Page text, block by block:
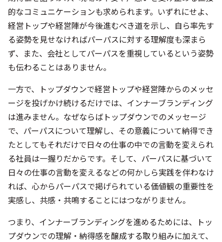
的なコミュニケーションも求められます。いずれにせよ、
経営トップや経営陣が今後進むべき道を示し、自ら率先す
る姿勢を見せなければパーパスに対する理解度も深まら
ず、また、会社としてパーパスを重視しているという姿勢
も伝わることはありません。
一方で、トップダウンで経営トップや経営陣からのメッセ
ージを投げかけ続けるだけでは、インナーブランディング
は進みません。なぜならばトップダウンでのメッセージ
で、パーパスについて理解し、その意義について納得でき
たとしてもそれだけで日々の仕事の中での言動を変えられ
る社員は一握りだからです。そして、パーパスに基づいて
日々の仕事の言動を変えるなどの何かしら実践を伴わなけ
れば、心からパーパスで掲げられている価値観の重要性を
実感し、共感・共鳴することにはつながりません。
つまり、インナーブランディングを進めるためには、トッ
プダウンでの理解・納得感を醸成する取り組みに加えて、